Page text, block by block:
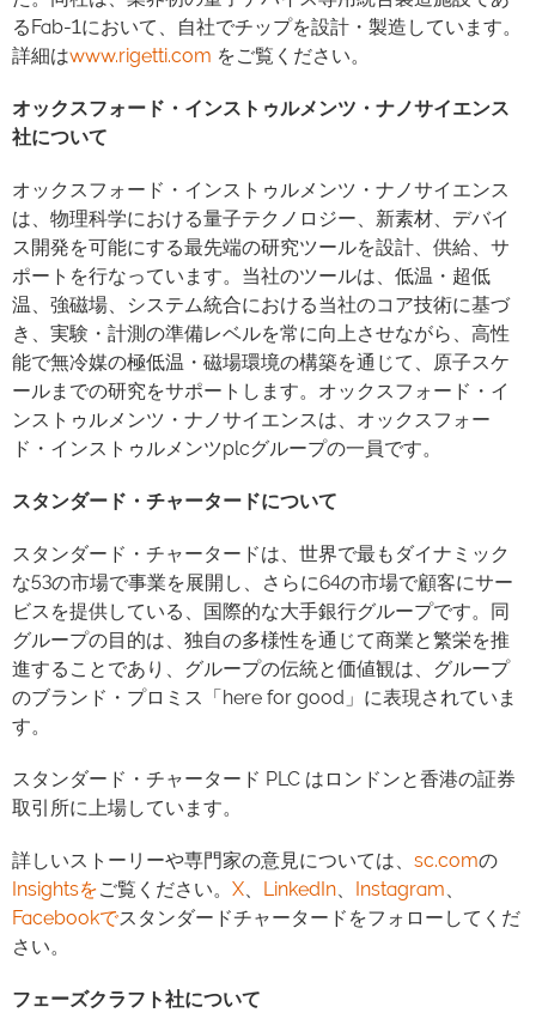
るFab-1において、自社でチップを設計・製造しています。
詳細はwww.rigetti.com をご覧ください。
オックスフォード・インストゥルメンツ・ナノサイエンス
社について
オックスフォード・インストゥルメンツ・ナノサイエンス
は、物理科学における量子テクノロジー、新素材、デバイ
ス開発を可能にする最先端の研究ツールを設計、供給、サ
ポートを行なっています。当社のツールは、低温・超低
温、強磁場、システム統合における当社のコア技術に基づ
き、実験・計測の準備レベルを常に向上させながら、高性
能で無冷媒の極低温・磁場環境の構築を通じて、原子スケ
ールまでの研究をサポートします。オックスフォード・イ
ンストゥルメンツ・ナノサイエンスは、オックスフォー
ド・インストゥルメンツplcグループの一員です。
スタンダード・チャータードについて
スタンダード・チャータードは、世界で最もダイナミック
な53の市場で事業を展開し、さらに64の市場で顧客にサー
ビスを提供している、国際的な大手銀行グループです。同
グループの目的は、独自の多様性を通じて商業と繁栄を推
進することであり、グループの伝統と価値観は、グループ
のブランド・プロミス「here for good」に表現されていま
す。
スタンダード・チャータード PLC はロンドンと香港の証券
取引所に上場しています。
詳しいストーリーや専門家の意見については、 sc.comの
Insightsをご覧ください。 X、 LinkedIn、 Instagram、
Facebookでスタンダードチャータードをフォローしてくだ
さい。
フェーズクラフト社について